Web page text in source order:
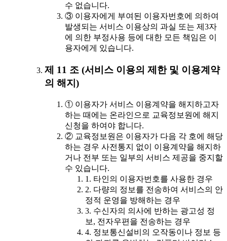
수 없습니다.
③ 이용자에게 부여된 이용자번호에 의하여
발생되는 서비스 이용상의 과실 또는 제3자
에 의한 부정사용 등에 대한 모든 책임은 이
용자에게 있습니다.
제 11 조 (서비스 이용의 제한 및 이용계약
의 해지)
① 이용자가 서비스 이용계약을 해지하고자
하는 때에는 온라인으로 교육정보원에 해지
신청을 하여야 합니다.
② 교육정보원은 이용자가 다음 각 호에 해당
하는 경우 사전통지 없이 이용계약을 해지하
거나 전부 또는 일부의 서비스 제공을 중지할
수 있습니다.
1. 타인의 이용자번호를 사용한 경우
2. 다량의 정보를 전송하여 서비스의 안
정적 운영을 방해하는 경우
3. 수신자의 의사에 반하는 광고성 정
보, 전자우편을 전송하는 경우
4. 정보통신설비의 오작동이나 정보 등